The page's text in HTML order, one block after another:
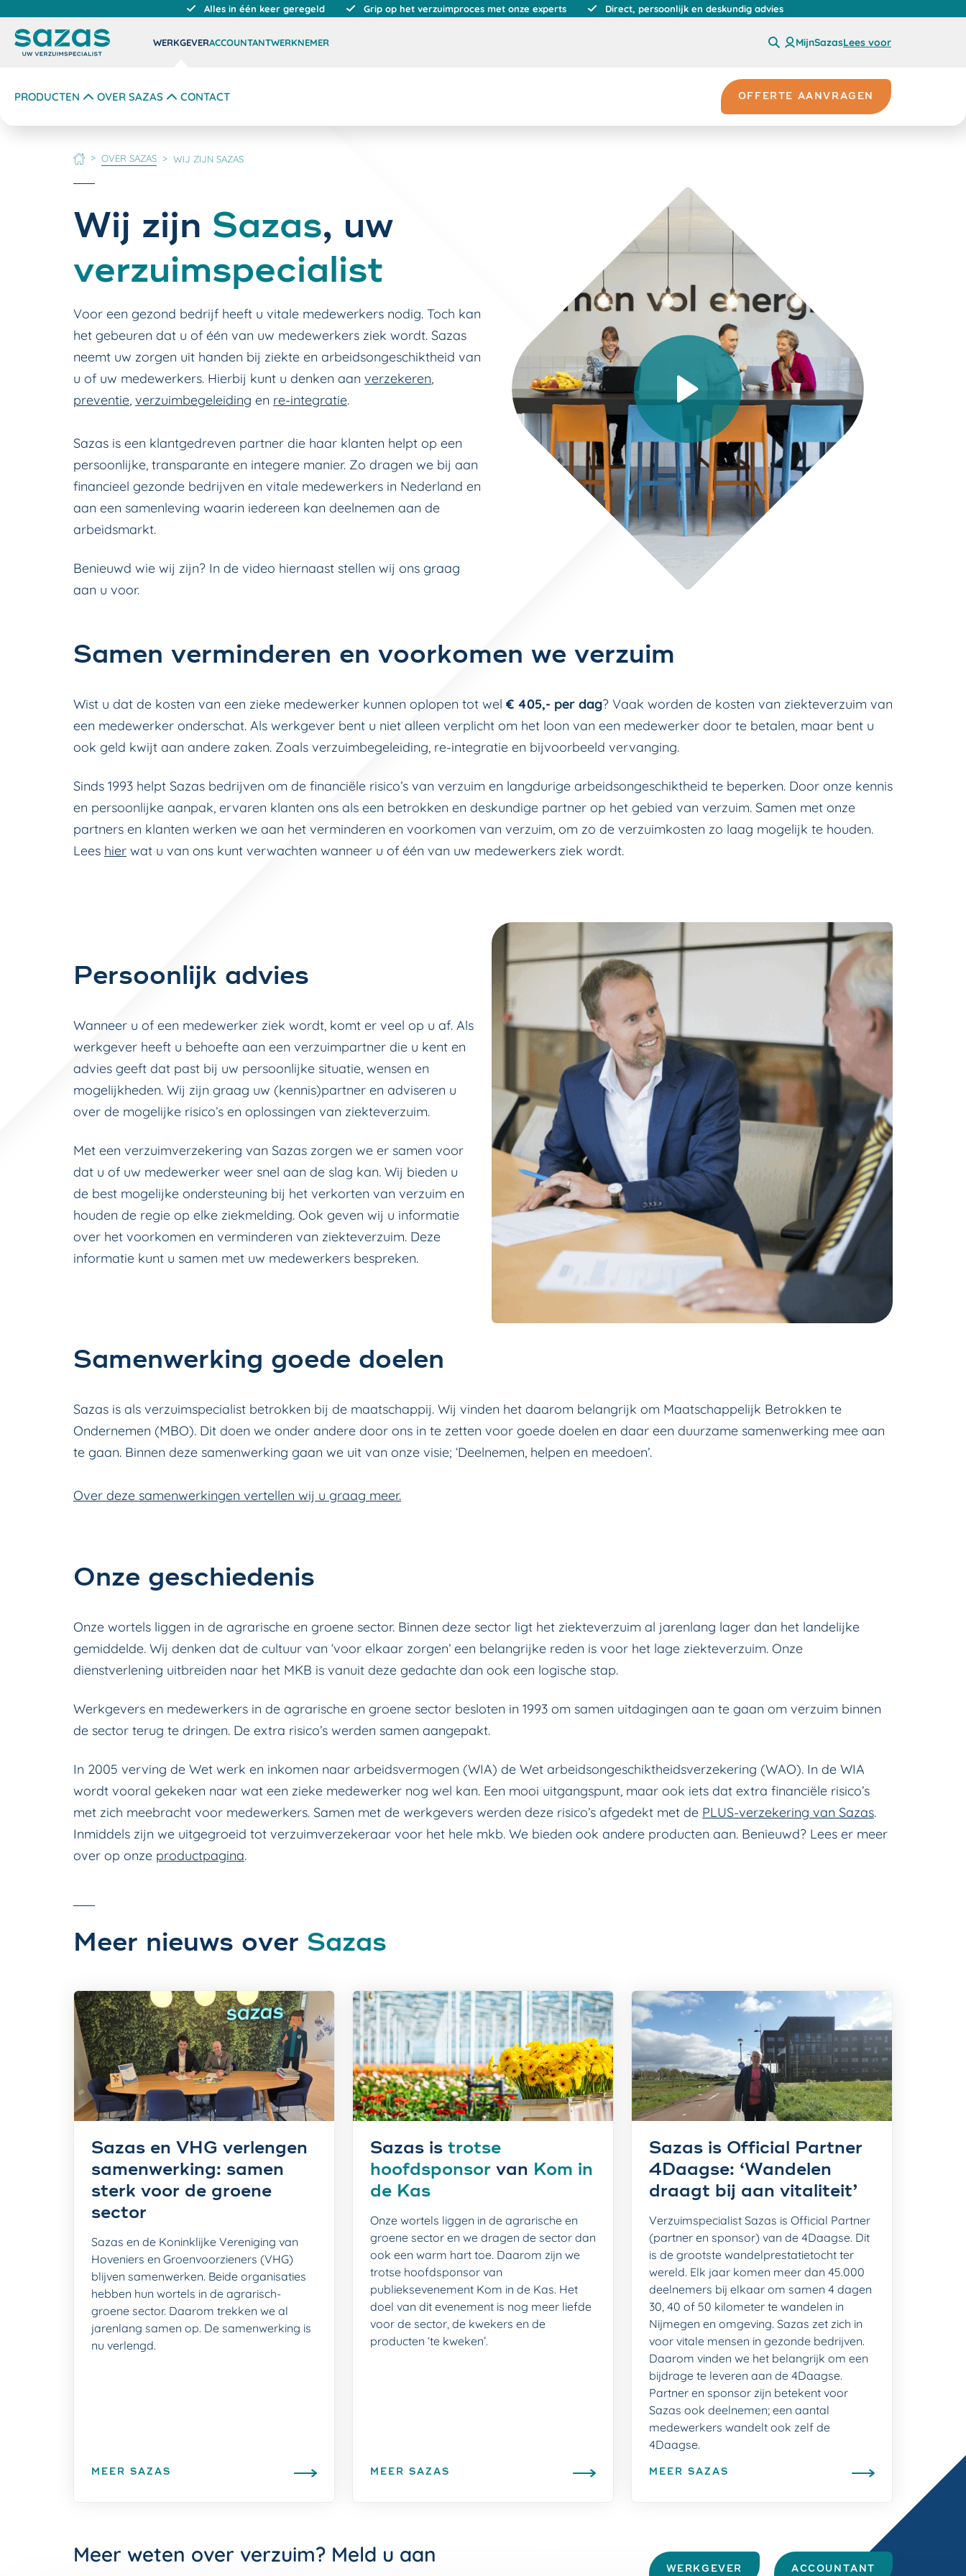
Alles in één keer geregeld Grip op het verzuimproces met onze experts Direct, persoonlijk en deskundig advies
WERKGEVERACCOUNTANTWERKNEMER MijnSazasLees voor
PRODUCTEN OVER SAZAS CONTACT OFFERTE AANVRAGEN
HOME OVER SAZAS WIJ ZIJN SAZAS
Wij zijn Sazas, uw
verzuimspecialist
Voor een gezond bedrijf heeft u vitale medewerkers nodig. Toch kan
het gebeuren dat u of één van uw medewerkers ziek wordt. Sazas
neemt uw zorgen uit handen bij ziekte en arbeidsongeschiktheid van
u of uw medewerkers. Hierbij kunt u denken aan verzekeren,
preventie, verzuimbegeleiding en re-integratie.
Sazas is een klantgedreven partner die haar klanten helpt op een
persoonlijke, transparante en integere manier. Zo dragen we bij aan
financieel gezonde bedrijven en vitale medewerkers in Nederland en
aan een samenleving waarin iedereen kan deelnemen aan de
arbeidsmarkt.
Benieuwd wie wij zijn? In de video hiernaast stellen wij ons graag
aan u voor.
Video afspelen
Samen verminderen en voorkomen we verzuim
Wist u dat de kosten van een zieke medewerker kunnen oplopen tot wel € 405,- per dag? Vaak worden de kosten van ziekteverzuim van
een medewerker onderschat. Als werkgever bent u niet alleen verplicht om het loon van een medewerker door te betalen, maar bent u
ook geld kwijt aan andere zaken. Zoals verzuimbegeleiding, re-integratie en bijvoorbeeld vervanging.
Sinds 1993 helpt Sazas bedrijven om de financiële risico’s van verzuim en langdurige arbeidsongeschiktheid te beperken. Door onze kennis
en persoonlijke aanpak, ervaren klanten ons als een betrokken en deskundige partner op het gebied van verzuim. Samen met onze
partners en klanten werken we aan het verminderen en voorkomen van verzuim, om zo de verzuimkosten zo laag mogelijk te houden.
Lees hier wat u van ons kunt verwachten wanneer u of één van uw medewerkers ziek wordt.
Persoonlijk advies
Wanneer u of een medewerker ziek wordt, komt er veel op u af. Als
werkgever heeft u behoefte aan een verzuimpartner die u kent en
advies geeft dat past bij uw persoonlijke situatie, wensen en
mogelijkheden. Wij zijn graag uw (kennis)partner en adviseren u
over de mogelijke risico’s en oplossingen van ziekteverzuim.
Met een verzuimverzekering van Sazas zorgen we er samen voor
dat u of uw medewerker weer snel aan de slag kan. Wij bieden u
de best mogelijke ondersteuning bij het verkorten van verzuim en
houden de regie op elke ziekmelding. Ook geven wij u informatie
over het voorkomen en verminderen van ziekteverzuim. Deze
informatie kunt u samen met uw medewerkers bespreken.
Samenwerking goede doelen
Sazas is als verzuimspecialist betrokken bij de maatschappij. Wij vinden het daarom belangrijk om Maatschappelijk Betrokken te
Ondernemen (MBO). Dit doen we onder andere door ons in te zetten voor goede doelen en daar een duurzame samenwerking mee aan
te gaan. Binnen deze samenwerking gaan we uit van onze visie; ‘Deelnemen, helpen en meedoen’.
Over deze samenwerkingen vertellen wij u graag meer.
Onze geschiedenis
Onze wortels liggen in de agrarische en groene sector. Binnen deze sector ligt het ziekteverzuim al jarenlang lager dan het landelijke
gemiddelde. Wij denken dat de cultuur van ‘voor elkaar zorgen’ een belangrijke reden is voor het lage ziekteverzuim. Onze
dienstverlening uitbreiden naar het MKB is vanuit deze gedachte dan ook een logische stap.
Werkgevers en medewerkers in de agrarische en groene sector besloten in 1993 om samen uitdagingen aan te gaan om verzuim binnen
de sector terug te dringen. De extra risico’s werden samen aangepakt.
In 2005 verving de Wet werk en inkomen naar arbeidsvermogen (WIA) de Wet arbeidsongeschiktheidsverzekering (WAO). In de WIA
wordt vooral gekeken naar wat een zieke medewerker nog wel kan. Een mooi uitgangspunt, maar ook iets dat extra financiële risico’s
met zich meebracht voor medewerkers. Samen met de werkgevers werden deze risico’s afgedekt met de PLUS-verzekering van Sazas.
Inmiddels zijn we uitgegroeid tot verzuimverzekeraar voor het hele mkb. We bieden ook andere producten aan. Benieuwd? Lees er meer
over op onze productpagina.
Meer nieuws over Sazas
Sazas en VHG verlengen
samenwerking: samen
sterk voor de groene
sector
Sazas en de Koninklijke Vereniging van
Hoveniers en Groenvoorzieners (VHG)
blijven samenwerken. Beide organisaties
hebben hun wortels in de agrarisch-
groene sector. Daarom trekken we al
jarenlang samen op. De samenwerking is
nu verlengd.
MEER SAZAS
Sazas is trotse
hoofdsponsor van Kom in
de Kas
Onze wortels liggen in de agrarische en
groene sector en we dragen de sector dan
ook een warm hart toe. Daarom zijn we
trotse hoofdsponsor van
publieksevenement Kom in de Kas. Het
doel van dit evenement is nog meer liefde
voor de sector, de kwekers en de
producten ‘te kweken’.
MEER SAZAS
Sazas is Official Partner
4Daagse: ‘Wandelen
draagt bij aan vitaliteit’
Verzuimspecialist Sazas is Official Partner
(partner en sponsor) van de 4Daagse. Dit
is de grootste wandelprestatietocht ter
wereld. Elk jaar komen meer dan 45.000
deelnemers bij elkaar om samen 4 dagen
30, 40 of 50 kilometer te wandelen in
Nijmegen en omgeving. Sazas zet zich in
voor vitale mensen in gezonde bedrijven.
Daarom vinden we het belangrijk om een
bijdrage te leveren aan de 4Daagse.
Partner en sponsor zijn betekent voor
Sazas ook deelnemen; een aantal
medewerkers wandelt ook zelf de
4Daagse.
MEER SAZAS
Meer weten over verzuim? Meld u aan
WERKGEVER ACCOUNTANT